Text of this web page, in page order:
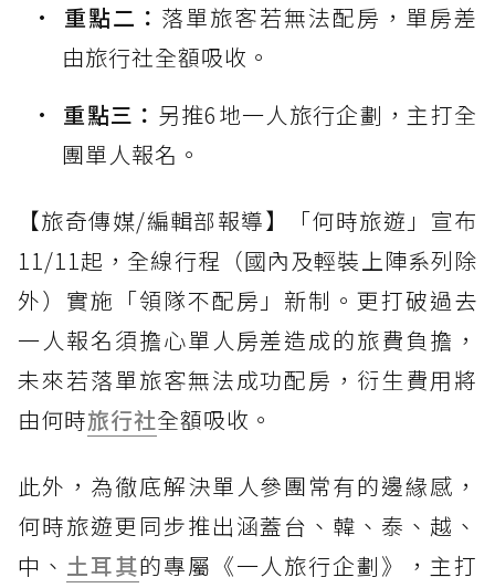
重點二： 落單旅客若無法配房，單房差
由旅行社全額吸收。
重點三： 另推6地一人旅行企劃，主打全
團單人報名。
【旅奇傳媒/編輯部報導】「何時旅遊」宣布
11/11起，全線行程（國內及輕裝上陣系列除
外）實施「領隊不配房」新制。更打破過去
一人報名須擔心單人房差造成的旅費負擔，
未來若落單旅客無法成功配房，衍生費用將
由何時旅行社全額吸收。
此外，為徹底解決單人參團常有的邊緣感，
何時旅遊更同步推出涵蓋台、韓、泰、越、
中、 土耳其的專屬《一人旅行企劃》，主打